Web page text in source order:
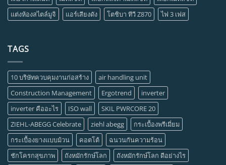
แต่งห้องสไตล์มูจิ
แอร์เสียงดัง โตชิบา ทีวี Z870 ไฟ 3 เฟส
TAGS
10 บริษัทควบคุมงานก่อสร้าง
air handling unit
Construction Management
Ergotrend
inverter
inverter คืออะไร
ISO wall
SKIL PWRCORE 20
ZIEHL-ABEGG Celebrate
ziehl abegg
กระเบื้องพรีเมี่ยม
กระเบื้องยางแบบม้วน
คอตโต้
ฉนวนกันความร้อน
ชักโครกสุขภาพ
ถังหมักรักษ์โลก ถังหมักรักษ์โลก ดีอย่างไร